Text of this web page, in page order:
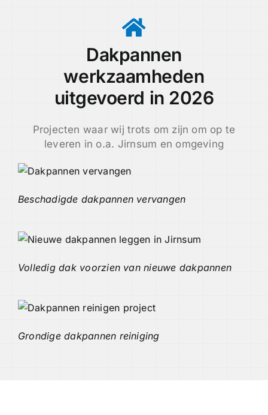
Dakpannen
werkzaamheden
uitgevoerd in 2026
Projecten waar wij trots om zijn om op te
leveren in o.a. Jirnsum en omgeving
Beschadigde dakpannen vervangen
Volledig dak voorzien van nieuwe dakpannen
Grondige dakpannen reiniging